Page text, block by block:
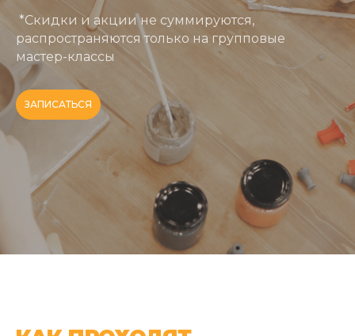
*Скидки и акции не суммируются,
распространяются только на групповые
мастер-классы
ЗАПИСАТЬСЯ